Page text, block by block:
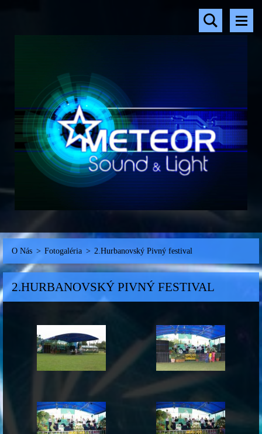
O Nás > Fotogaléria > 2.Hurbanovský Pivný festival
2.HURBANOVSKÝ PIVNÝ FESTIVAL